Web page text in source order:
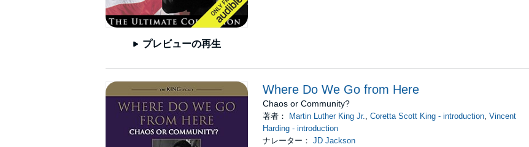
プレビューの再生
Where Do We Go from Here
Chaos or Community?
著者： Martin Luther King Jr. Coretta Scott King - introduction, Vincent
Harding - introduction
ナレーター： JD Jackson